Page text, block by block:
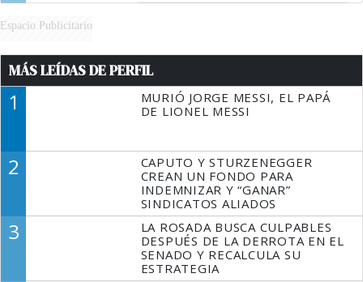
Espacio Publicitario
MÁS LEÍDAS DE PERFIL
1
MURIÓ JORGE MESSI, EL PAPÁ
DE LIONEL MESSI
2
CAPUTO Y STURZENEGGER
CREAN UN FONDO PARA
INDEMNIZAR Y “GANAR”
SINDICATOS ALIADOS
3
LA ROSADA BUSCA CULPABLES
DESPUÉS DE LA DERROTA EN EL
SENADO Y RECALCULA SU
ESTRATEGIA